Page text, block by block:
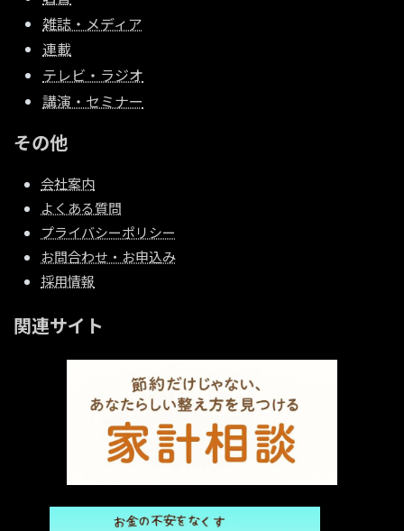
雑誌・メディア
連載
テレビ・ラジオ
講演・セミナー
その他
会社案内
よくある質問
プライバシーポリシー
お問合わせ・お申込み
採用情報
関連サイト